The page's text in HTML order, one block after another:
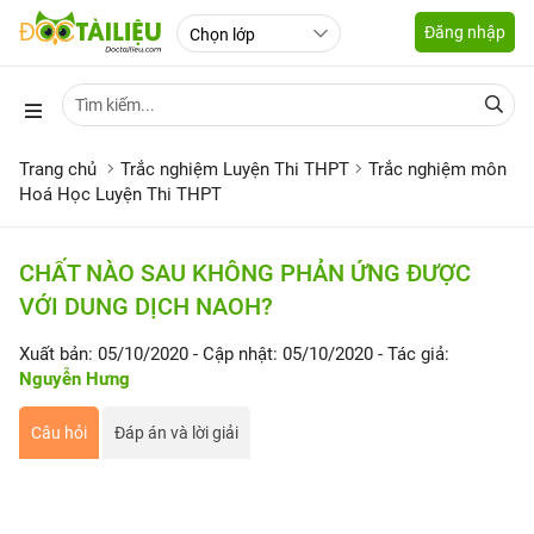
Đăng nhập
Trang chủ Trắc nghiệm Luyện Thi THPT
Trắc nghiệm môn
Hoá Học Luyện Thi THPT
CHẤT NÀO SAU KHÔNG PHẢN ỨNG ĐƯỢC
VỚI DUNG DỊCH NAOH?
Xuất bản: 05/10/2020 - Cập nhật: 05/10/2020 - Tác giả:
Nguyễn Hưng
Câu hỏi Đáp án và lời giải